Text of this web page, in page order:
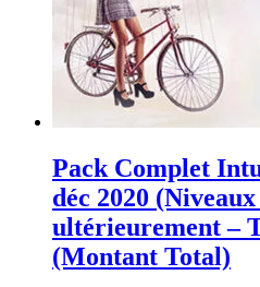
Pack Complet
déc 2020
ultérieurement –
(Montant Total)